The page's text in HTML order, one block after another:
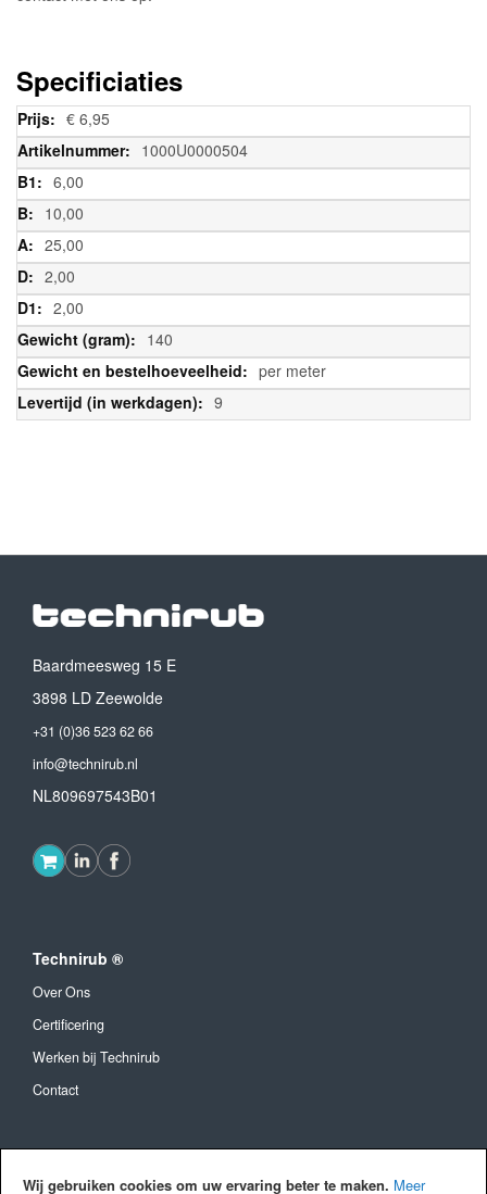
Wij gebruiken cookies om uw ervaring beter te maken. Meer
Specificiaties
Meer
informatie
€ 6,95
1000U0000504
6,00
10,00
25,00
2,00
2,00
140
per meter
9
Baardmeesweg 15 E
3898 LD Zeewolde
+31 (0)36 523 62 66
info@technirub.nl
NL809697543B01
Technirub ®
Over Ons
Certificering
Werken bij Technirub
Contact